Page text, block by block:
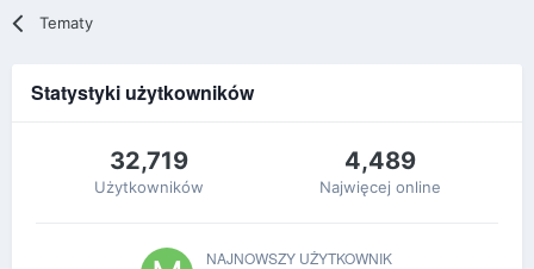
Tematy
Statystyki użytkowników
32,719
Użytkowników
4,489
Najwięcej online
NAJNOWSZY UŻYTKOWNIK